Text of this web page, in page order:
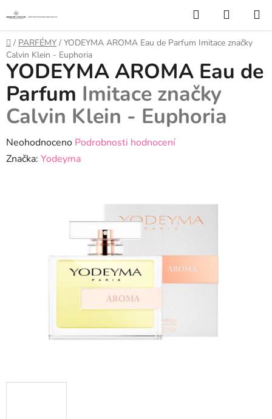
na
obsah
Hledat
KOŠÍK
Domů
/ PARFÉMY / YODEYMA AROMA Eau de Parfum Imitace značky
Calvin Klein - Euphoria
YODEYMA AROMA Eau de
Parfum Imitace značky
Calvin Klein - Euphoria
Průměrné
hodnocení
Neohodnoceno Podrobnosti hodnocení
Značka: Yodeyma